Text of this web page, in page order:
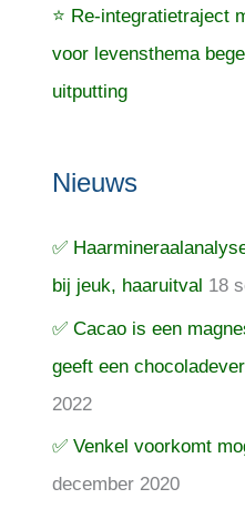
⭐ Re-integratietraject
voor levensthema
uitputting
Nieuws
✅
bij jeuk, haaruitval 18
✅ Cacao is een
geeft een
2022
✅ Venkel voorkomt
december 2020